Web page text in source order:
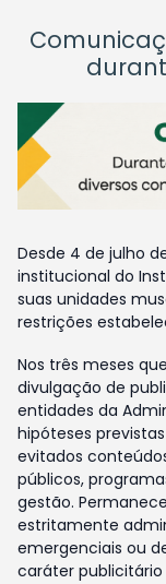
Desde 4 de julho
institucional do
suas unidades
restrições
Nos três meses
divulgação de
entidades da
hipóteses
evitados
públicos,
gestão.
estritamente
emergenciais ou
caráter